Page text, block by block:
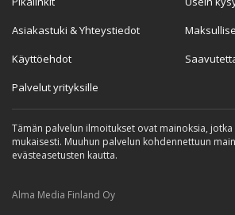
Asiakastuki & Yhteystiedot
Käyttöehdot
Palvelut yrityksille
Tämän palvelun ilmoitukset ovat mainoksia,
mukaisesti. Muuhun palvelun kohdennettuun
evästeasetusten kautta.
Alma Media Finland Oy